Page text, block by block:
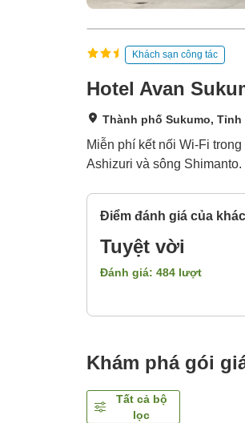
Khách sạn công tác
Hotel Avan
Thành phố Sukumo, Tỉnh
Miễn phí kết nối Wi-Fi
Ashizuri và sông Shimanto.
Điểm đánh giá của
Tuyệt vời
Đánh giá: 484 lượt
Khám phá gói
Tất cả bộ
lọc